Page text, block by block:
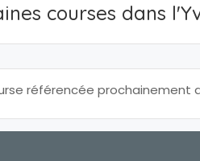
courses dans
référencée prochainement